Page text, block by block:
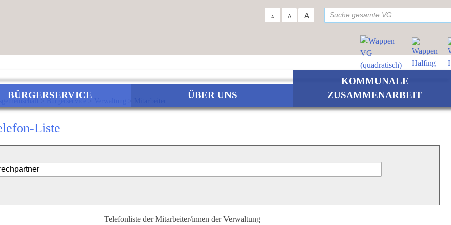
A A A
BÜRGERSERVICE ÜBER UNS
KOMMUNALE
ZUSAMMENARBEIT
>Bürgerservice>
Liste
Telefonliste der Mitarbeiter/innen der Verwaltung